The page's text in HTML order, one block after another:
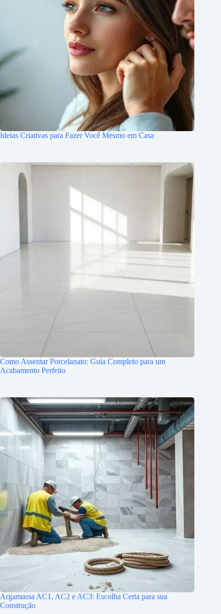
Ideias Criativas para Fazer Você Mesmo em Casa
Como Assentar Porcelanato: Guia Completo para um
Acabamento Perfeito
Argamassa AC1, AC2 e AC3: Escolha Certa para sua
Construção